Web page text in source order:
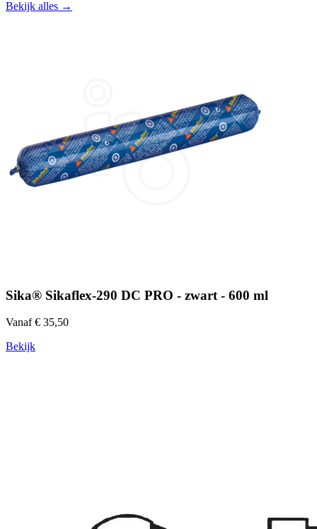
Bekijk alles →
Sika® Sikaflex-290 DC PRO - zwart - 600 ml
Vanaf € 35,50
Bekijk